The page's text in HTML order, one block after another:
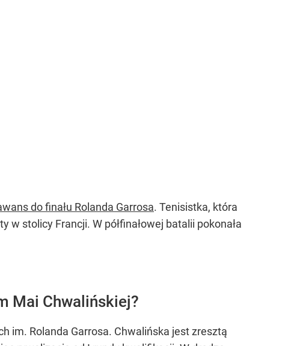
do finału Rolanda Garrosa. Tenisistka, która
w stolicy Francji. W półfinałowej batalii pokonała
Mai Chwalińskiej?
im. Rolanda Garrosa. Chwalińska jest zresztą